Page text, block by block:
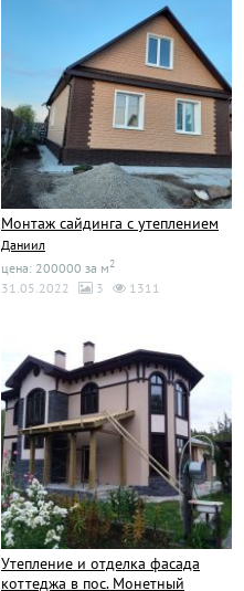
Монтаж сайдинга с утеплением
Даниил
цена: 200000 за м2
31.05.2022 3 1311
Утепление и отделка фасада
коттеджа в пос. Монетный